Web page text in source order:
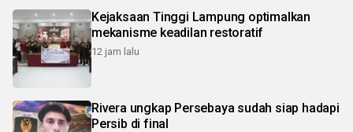
Kejaksaan Tinggi Lampung optimalkan
mekanisme keadilan restoratif
12 jam lalu
Rivera ungkap Persebaya sudah siap hadapi
Persib di final